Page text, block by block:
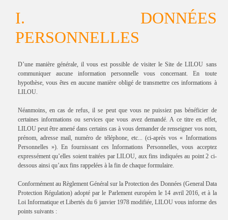
I. DONNÉES
PERSONNELLES
D’une manière générale, il vous est possible de visiter le Site de LILOU sans
communiquer aucune information personnelle vous concernant. En toute
hypothèse, vous êtes en aucune manière obligé de transmettre ces informations à
LILOU.
Néanmoins, en cas de refus, il se peut que vous ne puissiez pas bénéficier de
certaines informations ou services que vous avez demandé. A ce titre en effet,
LILOU peut être amené dans certains cas à vous demander de renseigner vos nom,
prénom, adresse mail, numéro de téléphone, etc... (ci-après vos « Informations
Personnelles »). En fournissant ces Informations Personnelles, vous acceptez
expressément qu’elles soient traitées par LILOU, aux fins indiquées au point 2 ci-
dessous ainsi qu’aux fins rappelées à la fin de chaque formulaire.
Conformément au Règlement Général sur la Protection des Données (General Data
Protection Régulation) adopté par le Parlement européen le 14 avril 2016, et à la
Loi Informatique et Libertés du 6 janvier 1978 modifiée, LILOU vous informe des
points suivants :